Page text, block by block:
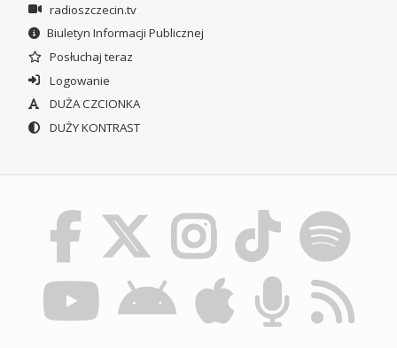
radioszczecin.tv
Biuletyn Informacji Publicznej
Posłuchaj teraz
Logowanie
DUŻA CZCIONKA
DUŻY KONTRAST